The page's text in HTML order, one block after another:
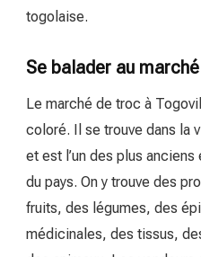
togolaise.
Se balader au
Le marché de troc à
coloré. Il se trouve dans la
et est l’un des plus
du pays. On y trouve des
fruits, des légumes, des
médicinales, des tissus,